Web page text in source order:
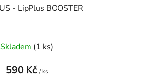
HAIRPLUS - LipPlus BOOSTER
Skladem (1 ks)
590 Kč/ ks